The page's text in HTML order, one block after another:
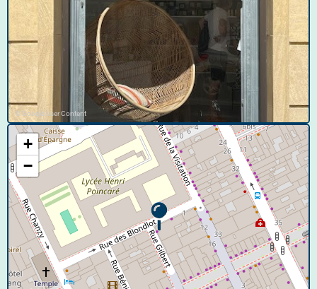
© Google User Content
+
−